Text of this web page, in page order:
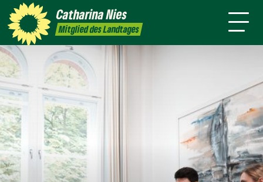
CatharinaNies
Mitglied des Landtages
Termine Presse
Grüne
Flensburg
mich